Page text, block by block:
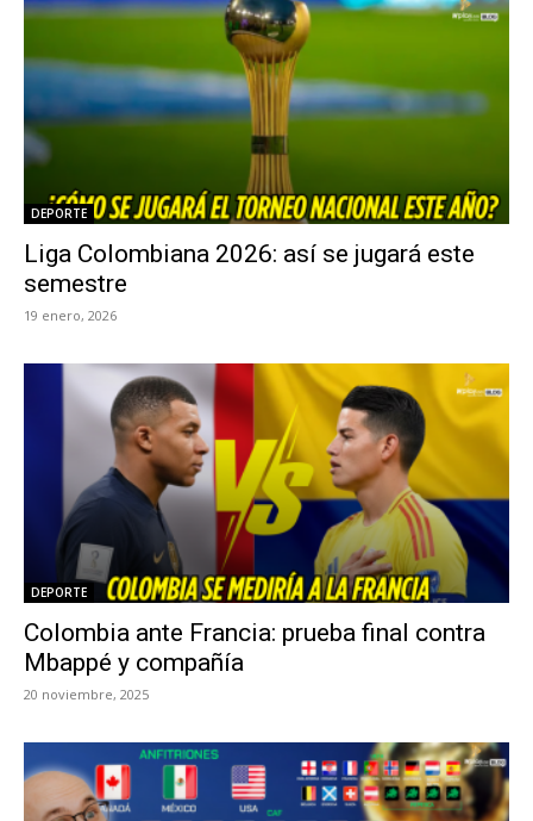
DEPORTE
Liga Colombiana 2026: así se jugará este
semestre
19 enero, 2026
DEPORTE
Colombia ante Francia: prueba final contra
Mbappé y compañía
20 noviembre, 2025